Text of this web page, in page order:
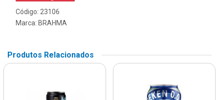
Código: 23106
Marca: BRAHMA
Produtos Relacionados